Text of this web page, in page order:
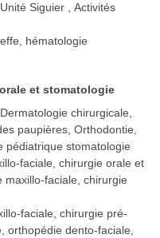
Unité Siguier
Activités
hématologie
et stomatologie
chirurgicale,
paupières, Orthodontie,
pédiatrique stomatologie
faciale, chirurgie orale et
maxillo-faciale, chirurgie
faciale, chirurgie pré-
orthopédie dento-faciale,